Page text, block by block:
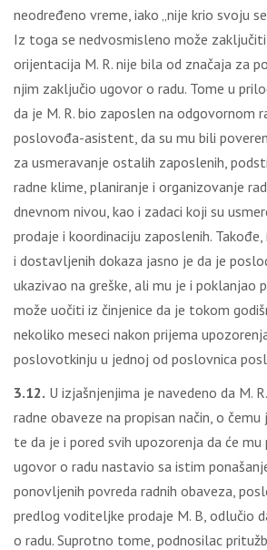
neodređeno vreme, iako „nije krio svoju
Iz toga se nedvosmisleno može
orijentacija M. R. nije bila od značaja za
njim zaključio ugovor o radu. Tome u
da je M. R. bio zaposlen na odgovornom
poslovođa-asistent, da su mu bili
za usmeravanje ostalih zaposlenih,
radne klime, planiranje i organizovanje
dnevnom nivou, kao i zadaci koji su
prodaje i koordinaciju zaposlenih.
i dostavljenih dokaza jasno je da je
ukazivao na greške, ali mu je i poklanjao
može uočiti iz činjenice da je tokom
nekoliko meseci nakon prijema
poslovotkinju u jednoj od poslovnica
3.12. U izjašnjenjima je navedeno da M.
radne obaveze na propisan način, o
te da je i pored svih upozorenja da će
ugovor o radu nastavio sa istim
ponovljenih povreda radnih obaveza,
predlog voditeljke prodaje M. B, odlučio
o radu. Suprotno tome, podnosilac